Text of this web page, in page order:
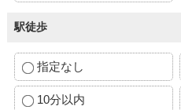
駅徒歩
指定なし
10分以内